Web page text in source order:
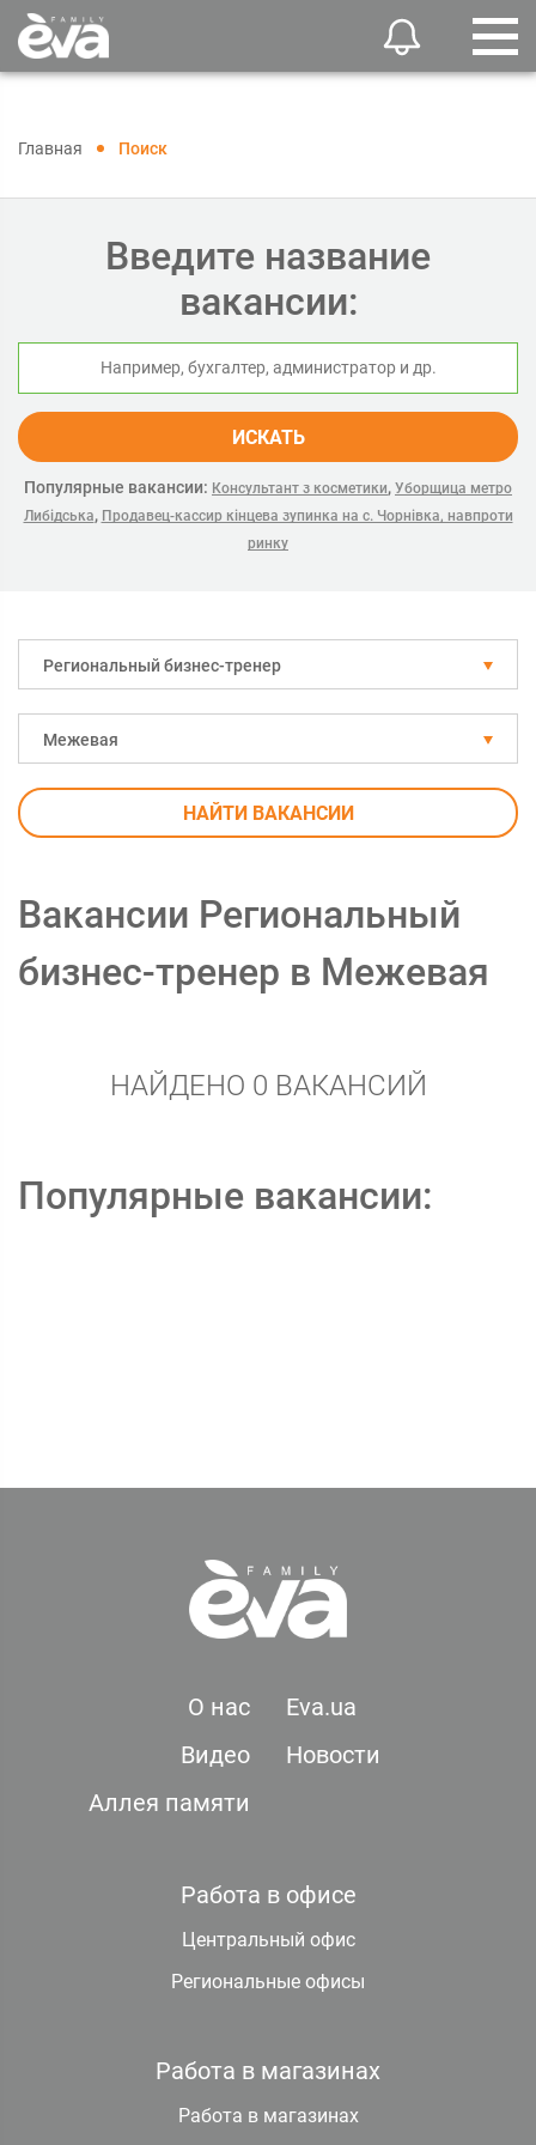
Главная Поиск
Введите название
вакансии:
ИСКАТЬ
Популярные вакансии: Консультант з косметики, Уборщица метро
Либідська, Продавец-кассир кінцева зупинка на с. Чорнівка, навпроти
ринку
Региональный бизнес-тренер
Межевая
НАЙТИ ВАКАНСИИ
Вакансии Региональный
бизнес-тренер в Межевая
НАЙДЕНО 0 ВАКАНСИЙ
Популярные вакансии:
О нас
Eva.ua
Видео
Новости
Аллея памяти
Работа в офисе
Центральный офис
Региональные офисы
Работа в магазинах
Работа в магазинах